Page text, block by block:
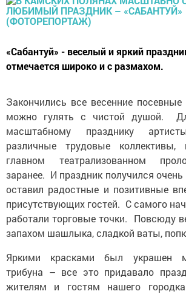
«Сабантуй» - веселый и яркий
отмечается широко и с размахом.
Закончились все весенние
можно гулять с чистой душой.
масштабному празднику
различные трудовые
главном театрализованном
заранее. И праздник получился
оставил радостные и позитивные
присутствующих гостей. С самого
работали торговые точки. Повсюду
запахом шашлыка, сладкой ваты,
Яркими красками был украшен
трибуна – все это придавало
жителям и гостям нашего